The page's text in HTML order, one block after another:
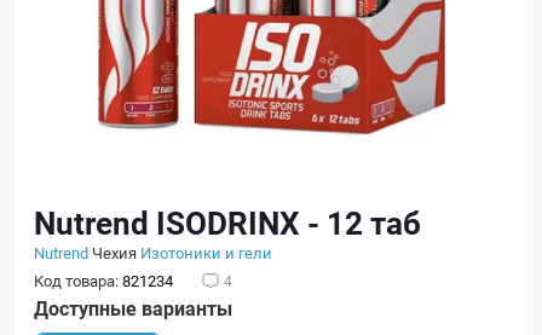
Nutrend ISODRINX - 12 таб
Nutrend Чехия Изотоники и гели
Код товара:821234 4
Доступные варианты